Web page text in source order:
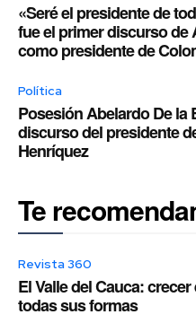
«Seré el presidente de
fue el primer discurso de
como presidente de
Política
Posesión Abelardo De la
discurso del presidente
Henríquez
Te
Revista 360
El Valle del Cauca:
todas sus formas